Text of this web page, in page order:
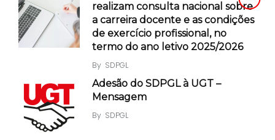
realizam consulta nacional sobre
a carreira docente e as condições
de exercício profissional, no
termo do ano letivo 2025/2026
By SDPGL
Adesão do SDPGL à UGT –
Mensagem
By SDPGL